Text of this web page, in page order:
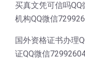
买真文凭可信吗
机构QQ微信
国外资格证书办理
证QQ微信